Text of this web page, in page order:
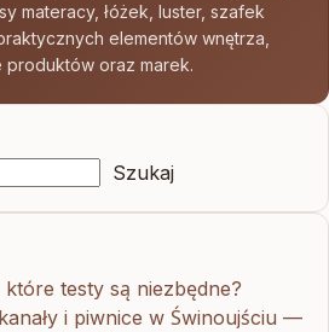
materacy, łóżek, luster, szafek
elementów wnętrza,
produktów oraz marek.
Szukaj
testy są niezbędne?
i piwnice w Świnoujściu —